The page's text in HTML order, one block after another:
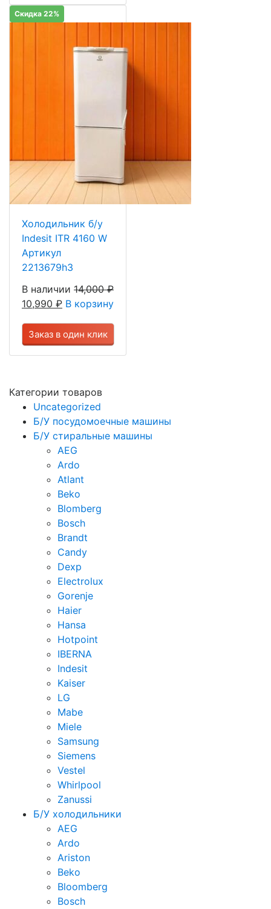
Скидка 22%
Холодильник б/у
Indesit ITR 4160 W
Артикул
2213679h3
В наличии 14,000₽
10,990 ₽ В корзину
Заказ в один клик
Категории товаров
Uncategorized
Б/У посудомоечные машины
Б/У стиральные машины
AEG
Ardo
Atlant
Beko
Blomberg
Bosch
Brandt
Candy
Dexp
Electrolux
Gorenje
Haier
Hansa
Hotpoint
IBERNA
Indesit
Kaiser
LG
Mabe
Miele
Samsung
Siemens
Vestel
Whirlpool
Zanussi
Б/У холодильники
AEG
Ardo
Ariston
Beko
Bloomberg
Bosch